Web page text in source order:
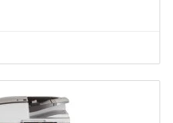
đai, nguyên kiện Là máy
trắng với tốc độ 40 t..